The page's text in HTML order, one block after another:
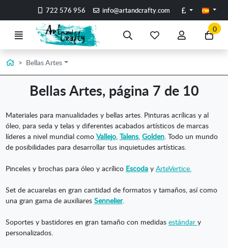
Ir al contenido principal de la página
722 576 956 info@artandcrafty.com Libras
Menú Búsqueda
artículoscuenta
Ir
a
0
InicioBellas Artes
Bellas Artes, página 7 de 10
Materiales para manualidades y bellas artes. Pinturas acrílicas y al
óleo, para seda y telas y diferentes acabados artísticos de marcas
líderes a nivel mundial como Vallejo, Talens, Golden. Todo un mundo
de posibilidades para desarrollar tus inquietudes artísticas.
Pinceles y brochas para óleo y acrílico Escoday ArteVertice.
Set de acuarelas en gran cantidad de formatos y tamaños, así como
una gran gama de auxiliares Sennelier.
Soportes y bastidores en gran tamaño con medidas estándar y
personalizados.